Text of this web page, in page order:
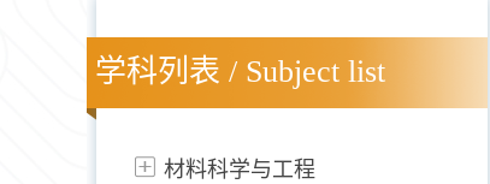
学科列表 / Subject list
材料科学与工程